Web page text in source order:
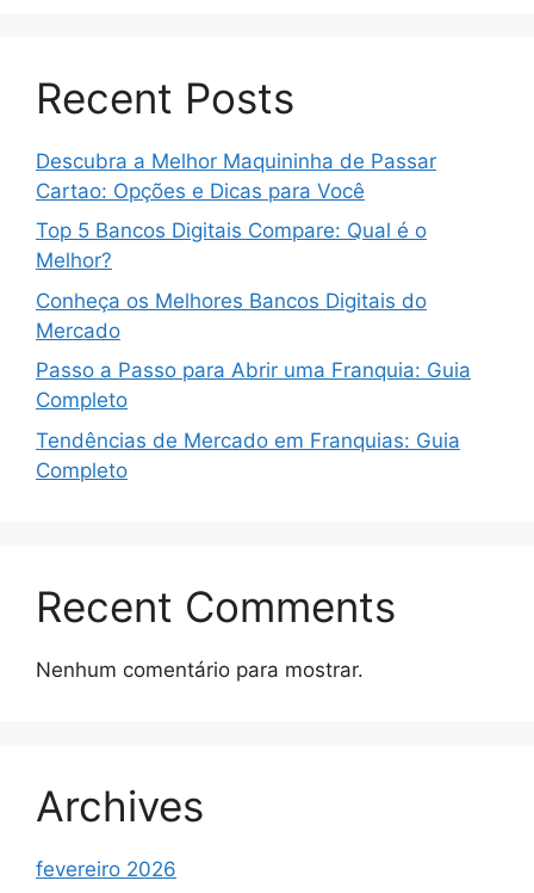
Recent Posts
Descubra a Melhor Maquininha de Passar
Cartao: Opções e Dicas para Você
Top 5 Bancos Digitais Compare: Qual é o
Melhor?
Conheça os Melhores Bancos Digitais do
Mercado
Passo a Passo para Abrir uma Franquia: Guia
Completo
Tendências de Mercado em Franquias: Guia
Completo
Recent Comments
Nenhum comentário para mostrar.
Archives
fevereiro 2026